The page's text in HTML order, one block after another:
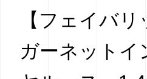
【フェイバ
ガーネット